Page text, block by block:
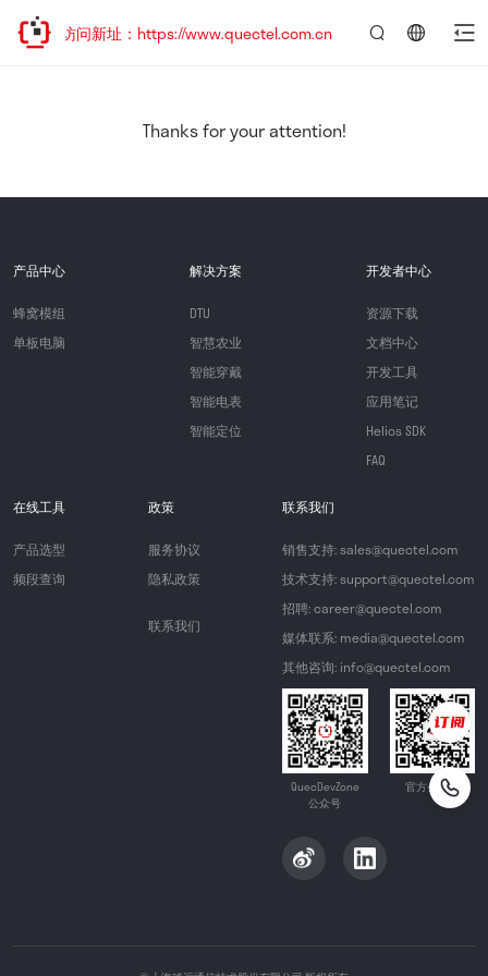
，欢迎访问新址：https://www.quectel.com.cn
Thanks for your attention!
产品中心
蜂窝模组
单板电脑
解决方案
DTU
智慧农业
智能穿戴
智能电表
智能定位
开发者中心
资源下载
文档中心
开发工具
应用笔记
Helios SDK
FAQ
在线工具
产品选型
频段查询
政策
服务协议
隐私政策
联系我们
联系我们
销售支持: sales@quectel.com
技术支持: support@quectel.com
招聘: career@quectel.com
媒体联系: media@quectel.com
其他咨询: info@quectel.com
QuecDevZone
公众号
官方公众号